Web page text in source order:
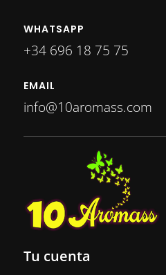
WHATSAPP
+34 696 18 75 75
EMAIL
info@10aromass.com
Tu cuenta